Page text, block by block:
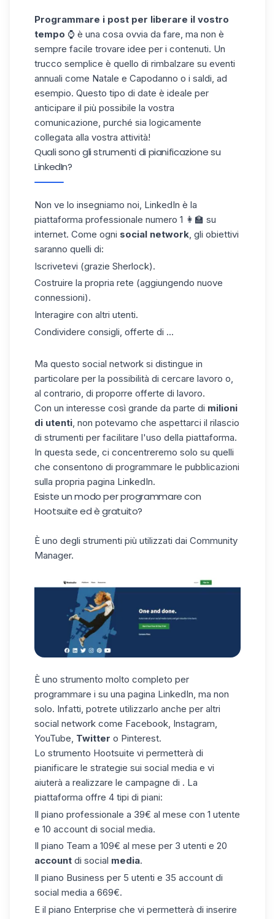
Programmare i post per liberare il vostro
tempo ⌚ è una cosa ovvia da fare, ma non è
sempre facile trovare idee per i contenuti. Un
trucco semplice è quello di rimbalzare su eventi
annuali come Natale e Capodanno o i saldi, ad
esempio. Questo tipo di date è ideale per
anticipare il più possibile la vostra
comunicazione, purché sia logicamente
collegata alla vostra attività!
Quali sono gli strumenti di pianificazione su
LinkedIn?
Non ve lo insegniamo noi, LinkedIn è la
piattaforma professionale numero 1 👩🏫 su
internet. Come ogni social network , gli obiettivi
saranno quelli di:
Iscrivetevi (grazie Sherlock).
Costruire la propria rete (aggiungendo nuove
connessioni).
Interagire con altri utenti.
Condividere consigli, offerte di ...
Ma questo social network si distingue in
particolare per la possibilità di cercare lavoro o,
al contrario, di proporre offerte di lavoro.
Con un interesse così grande da parte di milioni
di utenti , non potevamo che aspettarci il rilascio
di strumenti per facilitare l'uso della piattaforma.
In questa sede, ci concentreremo solo su quelli
che consentono di programmare le pubblicazioni
sulla propria pagina LinkedIn.
Esiste un modo per programmare con
Hootsuite ed è gratuito?
È uno degli strumenti più utilizzati dai Community
Manager.
È uno strumento molto completo per
programmare i su una pagina LinkedIn, ma non
solo. Infatti, potrete utilizzarlo anche per altri
social network come Facebook, Instagram,
YouTube, Twitter o Pinterest.
Lo strumento Hootsuite vi permetterà di
pianificare le strategie sui social media e vi
aiuterà a realizzare le campagne di . La
piattaforma offre 4 tipi di piani:
Il piano professionale a 39€ al mese con 1 utente
e 10 account di social media.
Il piano Team a 109€ al mese per 3 utenti e 20
account di social media.
Il piano Business per 5 utenti e 35 account di
social media a 669€.
E il piano Enterprise che vi permetterà di inserire